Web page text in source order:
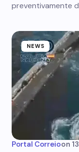
preventivamente
NEWS
Portal Correioon